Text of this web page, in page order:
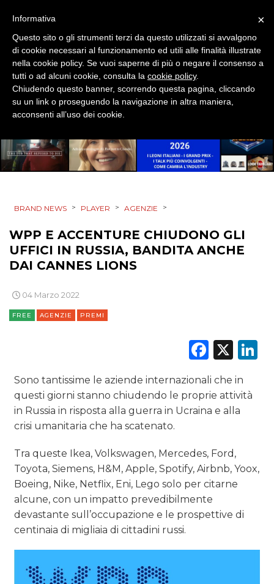
DATI
PREVISIONI/SCENARI
CASE HISTORY
BRAND NEWS > PLAYER > AGENZIE >
WPP E ACCENTURE CHIUDONO GLI
UFFICI IN RUSSIA, BANDITA ANCHE
DAI CANNES LIONS
04 Marzo 2022
FREE AGENZIE PREMI
X
Sono tantissime le aziende internazionali che in
questi giorni stanno chiudendo le proprie attività
in Russia in risposta alla guerra in Ucraina e alla
crisi umanitaria che ha scatenato.
Tra queste Ikea,Volkswagen, Mercedes, Ford,
Toyota, Siemens, H&M, Apple, Spotify, Airbnb, Yoox,
Boeing, Nike, Netflix, Eni, Lego solo per citarne
alcune, con un impatto prevedibilmente
devastante sull’occupazione e le prospettive di
centinaia di migliaia di cittadini russi.
×
Informativa
Questo sito o gli strumenti terzi da questo utilizzati si avvalgono
di cookie necessari al funzionamento ed utili alle finalità illustrate
nella cookie policy. Se vuoi saperne di più o negare il consenso a
tutti o ad alcuni cookie, consulta la cookie policy.
Chiudendo questo banner, scorrendo questa pagina, cliccando
su un link o proseguendo la navigazione in altra maniera,
acconsenti all’uso dei cookie.